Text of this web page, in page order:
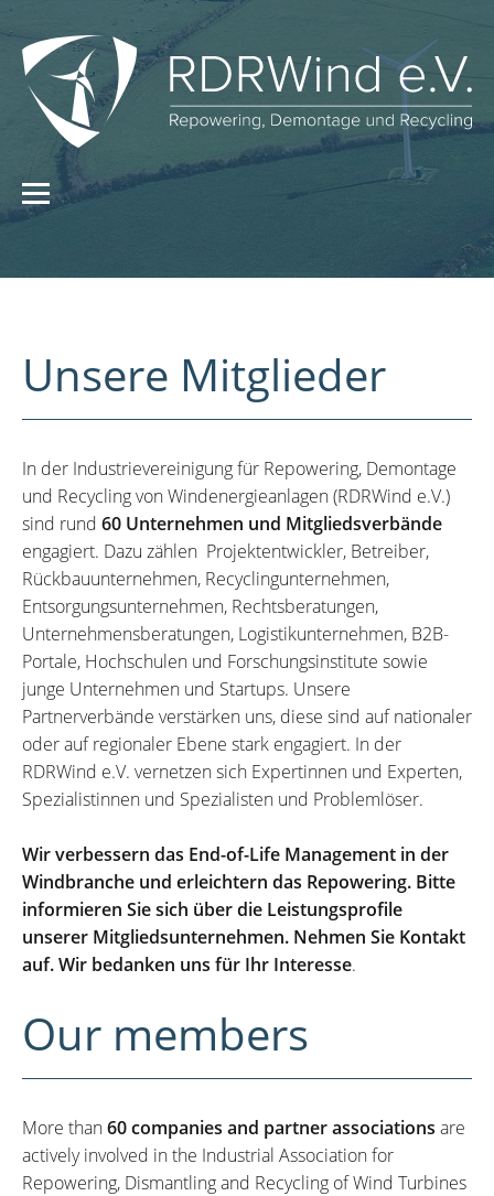
Unsere Mitglieder
In der Industrievereinigung für Repowering, Demontage
und Recycling von Windenergieanlagen (RDRWind e.V.)
sind rund 60 Unternehmen und Mitgliedsverbände
engagiert. Dazu zählen Projektentwickler, Betreiber,
Rückbauunternehmen, Recyclingunternehmen,
Entsorgungsunternehmen, Rechtsberatungen,
Unternehmensberatungen, Logistikunternehmen, B2B-
Portale, Hochschulen und Forschungsinstitute sowie
junge Unternehmen und Startups. Unsere
Partnerverbände verstärken uns, diese sind auf nationaler
oder auf regionaler Ebene stark engagiert. In der
RDRWind e.V. vernetzen sich Expertinnen und Experten,
Spezialistinnen und Spezialisten und Problemlöser.
Wir verbessern das End-of-Life Management in der
Windbranche und erleichtern das Repowering. Bitte
informieren Sie sich über die Leistungsprofile
unserer Mitgliedsunternehmen. Nehmen Sie Kontakt
auf. Wir bedanken uns für Ihr Interesse.
Our members
More than60 companies and partner associations are
actively involved in the Industrial Association for
Repowering, Dismantling and Recycling of Wind Turbines